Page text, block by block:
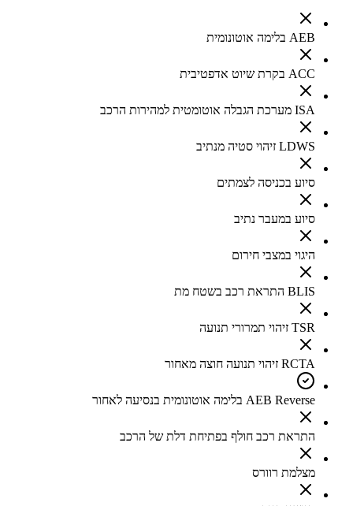
AEB בלימה אוטונומית
ACC בקרת שיוט אדפטיבית
ISA מערכת הגבלה אוטומטית למהירות הרכב
LDWS זיהוי סטיה מנתיב
סיוע בכניסה לצמתים
סיוע במעבר נתיב
היגוי במצבי חירום
BLIS התראת רכב בשטח מת
TSR זיהוי תמרורי תנועה
RCTA זיהוי תנועה חוצה מאחור
AEB Reverse בלימה אוטונומית בנסיעה לאחור
התראת רכב חולף בפתיחת דלת של הרכב
מצלמת רוורס